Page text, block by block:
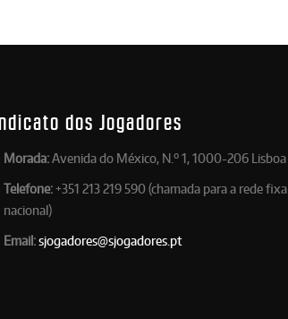
dos Jogadores
Morada:Avenida do México, N.º 1, 1000-206 Lisboa
Telefone:+351 213 219 590 (chamada para a rede fixa
nacional)
Email:sjogadores@sjogadores.pt